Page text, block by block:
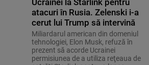
atacuri în Rusia. Zelenski i-a
cerut lui Trump să intervină
Miliardarul american din domeniul
tehnologiei, Elon Musk, refuză în
prezent să acorde Ucrainei
permisiunea de a utiliza reţeaua de